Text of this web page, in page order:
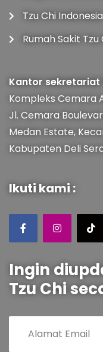
Tzu Chi Indonesia
Rumah Sakit Tzu
Kantor sekretariat
Kompleks Cemara
Jl. Cemara
Medan Estate,
Kabupaten Deli
Ikuti kami :
Ingin
Tzu Chi